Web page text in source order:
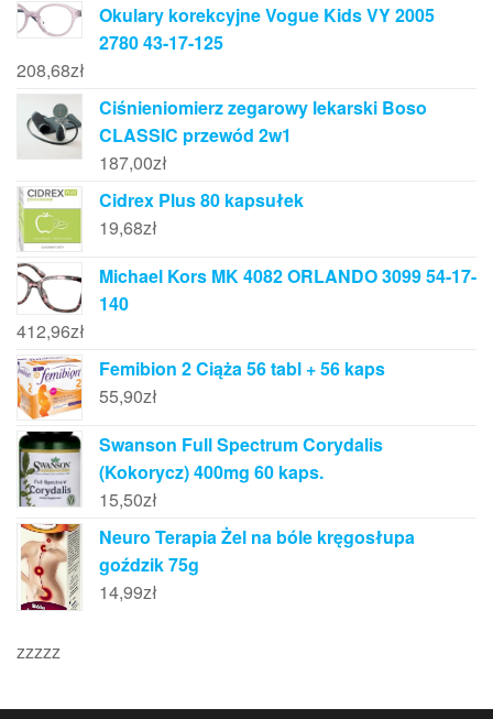
Okulary korekcyjne Vogue Kids VY 2005
2780 43-17-125
208,68zł
Ciśnieniomierz zegarowy lekarski Boso
CLASSIC przewód 2w1
187,00zł
Cidrex Plus 80 kapsułek
19,68zł
Michael Kors MK 4082 ORLANDO 3099 54-17-
140
412,96zł
Femibion 2 Ciąża 56 tabl + 56 kaps
55,90zł
Swanson Full Spectrum Corydalis
(Kokorycz) 400mg 60 kaps.
15,50zł
Neuro Terapia Żel na bóle kręgosłupa
goździk 75g
14,99zł
zzzzz